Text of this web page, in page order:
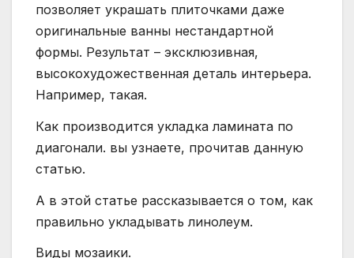
позволяет украшать плиточками даже
оригинальные ванны нестандартной
формы. Результат – эксклюзивная,
высокохудожественная деталь интерьера.
Например, такая.
Как производится укладка ламината по
диагонали. вы узнаете, прочитав данную
статью.
А в этой статье рассказывается о том, как
правильно укладывать линолеум.
Виды мозаики.